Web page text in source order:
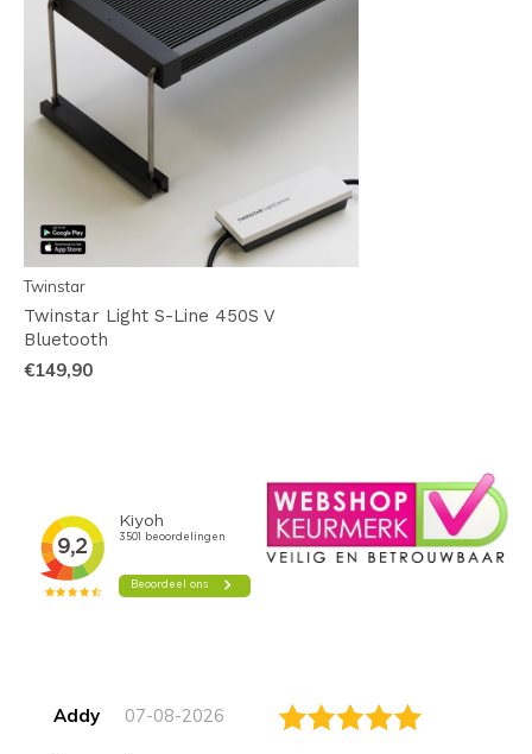
Twinstar
Twinstar Light S-Line 450S V
Bluetooth
€149,90
Addy 07-08-2026